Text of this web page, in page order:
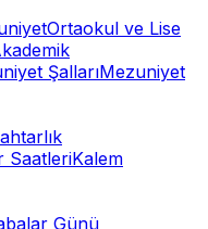
Ortaokul ve Lise
ŞallarıMezuniyet
SaatleriKalem
Günü